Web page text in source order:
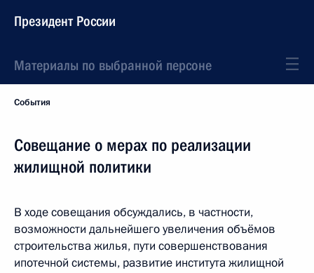
Президент России
Материалы по выбранной персоне
События
Совещание о мерах по реализации
жилищной политики
В ходе совещания обсуждались, в частности,
возможности дальнейшего увеличения объёмов
строительства жилья, пути совершенствования
ипотечной системы, развитие института жилищной